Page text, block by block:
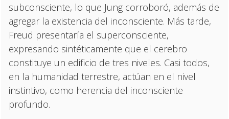
subconsciente, lo que Jung corroboró, además de
agregar la existencia del inconsciente. Más tarde,
Freud presentaría el superconsciente,
expresando sintéticamente que el cerebro
constituye un edificio de tres niveles. Casi todos,
en la humanidad terrestre, actúan en el nivel
instintivo, como herencia del inconsciente
profundo.